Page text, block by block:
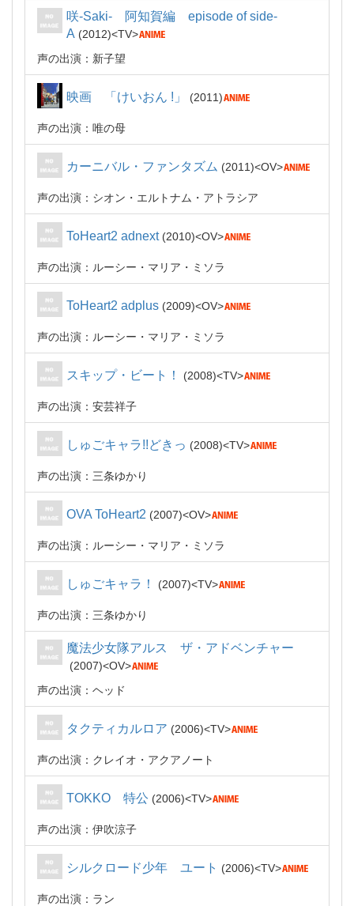
咲-Saki- 阿知賀編 episode of side-
A
2012
TV
声の出演：新子望
映画 「けいおん !」 2011
声の出演：唯の母
カーニバル・ファンタズム 2011 OV
声の出演：シオン・エルトナム・アトラシア
ToHeart2 adnext 2010 OV
声の出演：ルーシー・マリア・ミソラ
ToHeart2 adplus 2009 OV
声の出演：ルーシー・マリア・ミソラ
スキップ・ビート！ 2008 TV
声の出演：安芸祥子
しゅごキャラ!!どきっ 2008 TV
声の出演：三条ゆかり
OVA ToHeart2 2007 OV
声の出演：ルーシー・マリア・ミソラ
しゅごキャラ！ 2007 TV
声の出演：三条ゆかり
魔法少女隊アルス ザ・アドベンチャー
2007
OV
声の出演：ヘッド
タクティカルロア 2006 TV
声の出演：クレイオ・アクアノート
TOKKO 特公 2006 TV
声の出演：伊吹涼子
シルクロード少年 ユート 2006 TV
声の出演：ラン